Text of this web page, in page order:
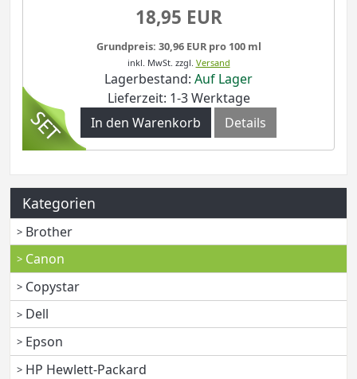
18,95 EUR
Grundpreis: 30,96 EUR pro 100 ml
inkl. MwSt. zzgl. Versand
Lagerbestand: Auf Lager
Lieferzeit: 1-3 Werktage
In den Warenkorb
Details
Kategorien
Brother
Canon
Copystar
Dell
Epson
HP Hewlett-Packard